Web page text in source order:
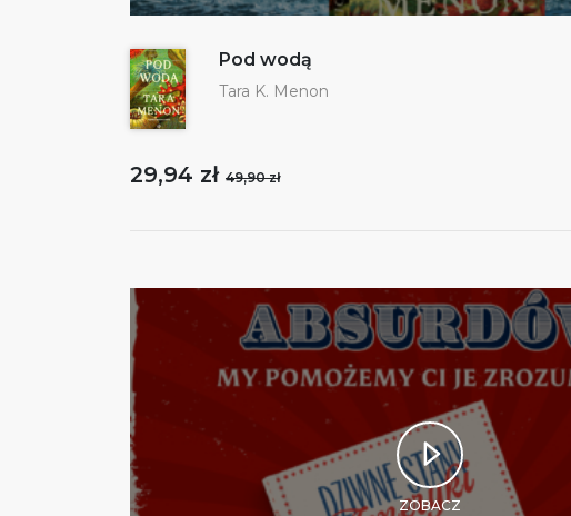
Pod wodą
Tara K. Menon
29,94 zł 49,90 zł
ZOBACZ